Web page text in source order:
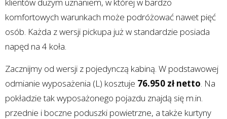
komfortowych warunkach może podróżować nawet pięć
osób. Każda z wersji pickupa już w standardzie posiada
napęd na 4 koła.
Zacznijmy od wersji z pojedynczą kabiną. W podstawowej
odmianie wyposażenia (L) kosztuje 76.950 zł netto. Na
pokładzie tak wyposażonego pojazdu znajdą się m.in.
przednie i boczne poduszki powietrzne, a także kurtyny